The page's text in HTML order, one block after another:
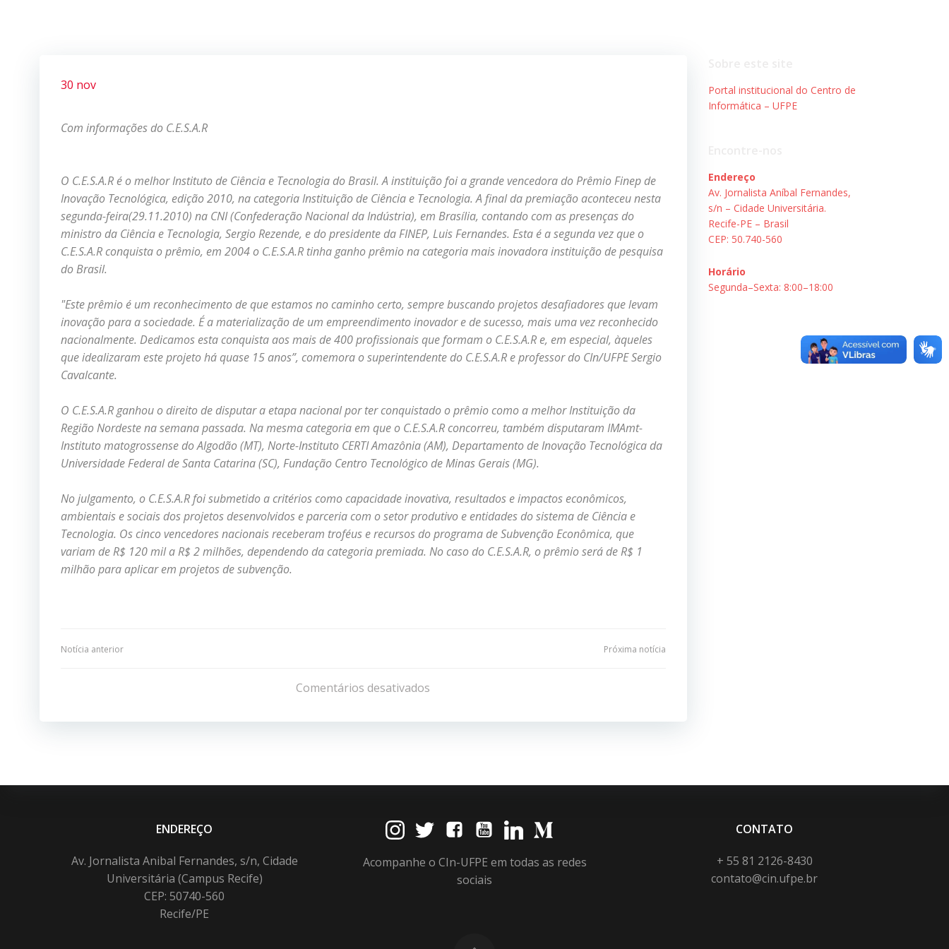
30 nov
Com informações do C.E.S.A.R
O C.E.S.A.R é o melhor Instituto de Ciência e Tecnologia do Brasil. A instituição foi a grande vencedora do Prêmio Finep de
Inovação Tecnológica, edição 2010, na categoria Instituição de Ciência e Tecnologia. A final da premiação aconteceu nesta
segunda-feira(29.11.2010) na CNI (Confederação Nacional da Indústria), em Brasília, contando com as presenças do
ministro da Ciência e Tecnologia, Sergio Rezende, e do presidente da FINEP, Luis Fernandes. Esta é a segunda vez que o
C.E.S.A.R conquista o prêmio, em 2004 o C.E.S.A.R tinha ganho prêmio na categoria mais inovadora instituição de pesquisa
do Brasil.
"Este prêmio é um reconhecimento de que estamos no caminho certo, sempre buscando projetos desafiadores que levam
inovação para a sociedade. É a materialização de um empreendimento inovador e de sucesso, mais uma vez reconhecido
nacionalmente. Dedicamos esta conquista aos mais de 400 profissionais que formam o C.E.S.A.R e, em especial, àqueles
que idealizaram este projeto há quase 15 anos”, comemora o superintendente do C.E.S.A.R e professor do CIn/UFPE Sergio
Cavalcante.
O C.E.S.A.R ganhou o direito de disputar a etapa nacional por ter conquistado o prêmio como a melhor Instituição da
Região Nordeste na semana passada. Na mesma categoria em que o C.E.S.A.R concorreu, também disputaram IMAmt-
Instituto matogrossense do Algodão (MT), Norte-Instituto CERTI Amazônia (AM), Departamento de Inovação Tecnológica da
Universidade Federal de Santa Catarina (SC), Fundação Centro Tecnológico de Minas Gerais (MG).
No julgamento, o C.E.S.A.R foi submetido a critérios como capacidade inovativa, resultados e impactos econômicos,
ambientais e sociais dos projetos desenvolvidos e parceria com o setor produtivo e entidades do sistema de Ciência e
Tecnologia. Os cinco vencedores nacionais receberam troféus e recursos do programa de Subvenção Econômica, que
variam de R$ 120 mil a R$ 2 milhões, dependendo da categoria premiada. No caso do C.E.S.A.R, o prêmio será de R$ 1
milhão para aplicar em projetos de subvenção.
Navegação
Post
Notícia anterior
de
Post
Próxima notícia
Comentários desativados
Portal institucional do Centro de
Informática – UFPE
Endereço
Av. Jornalista Aníbal Fernandes,
s/n – Cidade Universitária.
Recife-PE – Brasil
CEP: 50.740-560
Horário
Segunda–Sexta: 8:00–18:00
ENDEREÇO
Av. Jornalista Anibal Fernandes, s/n, Cidade
Universitária (Campus Recife)
CEP: 50740-560
Recife/PE
Acompanhe o CIn-UFPE em todas as redes
sociais
CONTATO
+ 55 81 2126-8430
contato@cin.ufpe.br